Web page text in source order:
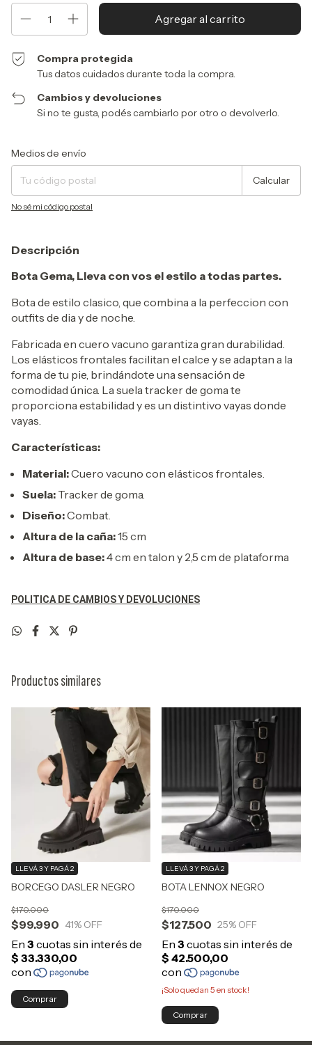
Compra protegida
Tus datos cuidados durante toda la compra.
Cambios y devoluciones
Si no te gusta, podés cambiarlo por otro o devolverlo.
Entregas para el CP:
Medios de envío
Calcular
No sé mi código postal
Descripción
Bota Gema, Lleva con vos el estilo a todas partes.
Bota de estilo clasico, que combina a la perfeccion con
outfits de dia y de noche.
Fabricada en cuero vacuno garantiza gran durabilidad.
Los elásticos frontales facilitan el calce y se adaptan a la
forma de tu pie, brindándote una sensación de
comodidad única. La suela tracker de goma te
proporciona estabilidad y es un distintivo vayas donde
vayas.
Características:
Material:Cuero vacuno con elásticos frontales.
Suela: Tracker de goma.
Diseño:Combat.
Altura de la caña:15 cm
Altura de base:4 cm en talon y 2,5 cm de plataforma
POLITICA DE CAMBIOS Y DEVOLUCIONES
Productos similares
BORCEGO DASLER NEGRO
$99.990
$170.000
41% OFF
LLEVÁ 3 Y PAGÁ 2
Comprar
BOTA LENNOX NEGRO
$127.500
$170.000
25% OFF
LLEVÁ 3 Y PAGÁ 2
¡Solo quedan 5 en stock!
Comprar